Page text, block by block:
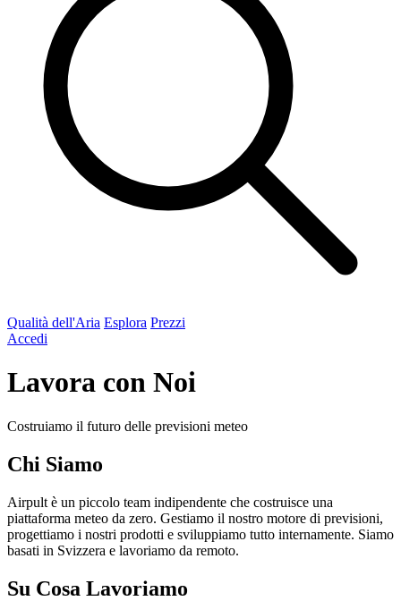
Qualità dell'Aria Esplora Prezzi
Accedi
Lavora con Noi
Costruiamo il futuro delle previsioni meteo
Chi Siamo
Airpult è un piccolo team indipendente che costruisce una
piattaforma meteo da zero. Gestiamo il nostro motore di previsioni,
progettiamo i nostri prodotti e sviluppiamo tutto internamente. Siamo
basati in Svizzera e lavoriamo da remoto.
Su Cosa Lavoriamo